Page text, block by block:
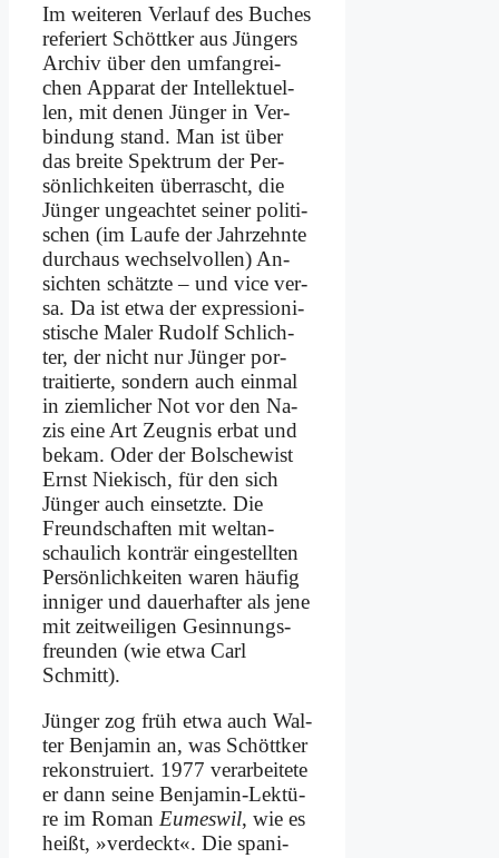
Im wei­te­ren Ver­lauf des Bu­ches
re­fe­riert Schött­ker aus Jün­gers
Ar­chiv über den um­fang­rei­
chen Ap­pa­rat der In­tel­lek­tu­el­
len, mit de­nen Jün­ger in Ver­
bin­dung stand. Man ist über
das brei­te Spek­trum der Per­
sön­lich­kei­ten über­rascht, die
Jün­ger un­ge­ach­tet sei­ner po­li­ti­
schen (im Lau­fe der Jahr­zehn­te
durch­aus wech­sel­vol­len) An­
sich­ten schätz­te – und vice ver­
sa. Da ist et­wa der ex­pres­sio­ni­
sti­sche Ma­ler Ru­dolf Schlich­
ter, der nicht nur Jün­ger por­
trai­tier­te, son­dern auch ein­mal
in ziem­li­cher Not vor den Na­
zis ei­ne Art Zeug­nis er­bat und
be­kam. Oder der Bol­sche­wist
Ernst Nie­kisch, für den sich
Jün­ger auch ein­setz­te. Die
Freund­schaf­ten mit welt­an­
schau­lich kon­trär ein­ge­stell­ten
Per­sön­lich­kei­ten wa­ren häu­fig
in­ni­ger und dau­er­haf­ter als je­ne
mit zeit­wei­li­gen Ge­sin­nungs­
freun­den (wie et­wa Carl
Schmitt).
Jün­ger zog früh et­wa auch Wal­
ter Ben­ja­min an, was Schött­ker
re­kon­stru­iert. 1977 ver­ar­bei­te­te
er dann sei­ne Ben­ja­min-Lek­tü­
re im Ro­man Eu­mes­wil, wie es
heißt, »ver­deckt«. Die spa­ni­